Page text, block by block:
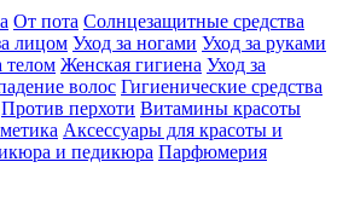
От пота Солнцезащитные средства
лицом Уход за ногами Уход за руками
телом Женская гигиена Уход за
волос Гигиенические средства
Против перхоти Витамины красоты
Аксессуары для красоты и
и педикюра Парфюмерия